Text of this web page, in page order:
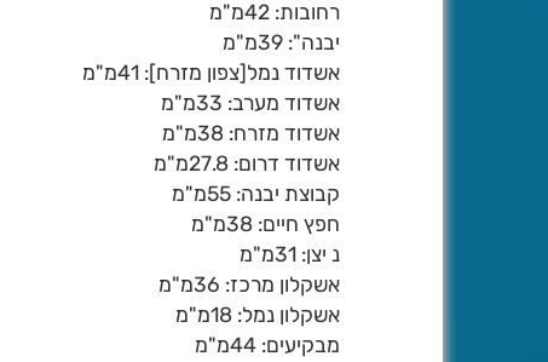
רחובות: 42מ"מ
יבנה": 39מ"מ
אשדוד נמל[צפון מזרח]: 41מ"מ
אשדוד מערב: 33מ"מ
אשדוד מזרח: 38מ"מ
אשדוד דרום: 27.8מ"מ
קבוצת יבנה: 55מ"מ
חפץ חיים: 38מ"מ
נ יצן: 31מ"מ
אשקלון מרכז: 36מ"מ
אשקלון נמל: 18מ"מ
מבקיעים: 44מ"מ